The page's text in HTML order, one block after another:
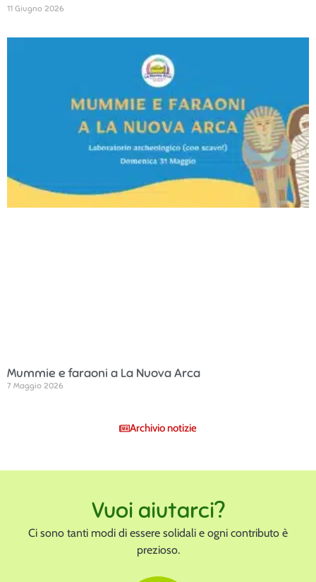
11 Giugno 2026
Mummie e faraoni a La Nuova Arca
7 Maggio 2026
Archivio notizie
Vuoi aiutarci?
Ci sono tanti modi di essere solidali e ogni contributo è
prezioso.